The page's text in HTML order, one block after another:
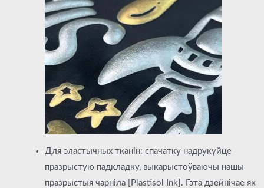
Для эластычных тканін: спачатку надрукуйце
празрыстую падкладку, выкарыстоўваючы нашы
празрыстыя чарніла [Plastisol Ink]. Гэта дзейнічае як